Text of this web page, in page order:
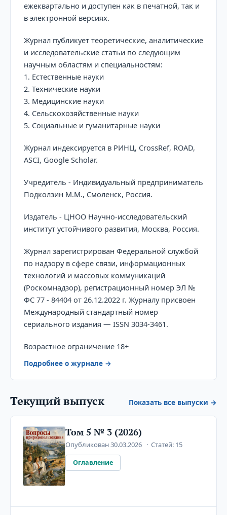
ежеквартально и доступен как в печатной, так и
в электронной версиях.
Журнал публикует теоретические, аналитические
и исследовательские статьи по следующим
научным областям и специальностям:
1. Естественные науки
2. Технические науки
3. Медицинские науки
4. Сельскохозяйственные науки
5. Социальные и гуманитарные науки
Журнал индексируется в РИНЦ, CrossRef, ROAD,
ASCI, Google Scholar.
Учредитель - Индивидуальный предприниматель
Подколзин М.М., Смоленск, Россия.
Издатель - ЦНОО Научно-исследовательский
институт устойчивого развития, Москва, Россия.
Журнал зарегистрирован Федеральной службой
по надзору в сфере связи, информационных
технологий и массовых коммуникаций
(Роскомнадзор), регистрационный номер ЭЛ №
ФС 77 - 84404от 26.12.2022 г. Журналу присвоен
Международный стандартный номер
сериального издания — ISSN 3034-3461.
Возрастное ограничение 18+
Подробнее о журнале
Текущий выпуск Показать все выпуски
Том 5 № 3 (2026)
Опубликован 30.03.2026 Статей: 15
Оглавление